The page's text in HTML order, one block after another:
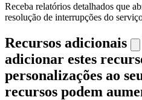
Receba relatórios detalhados que
resolução de interrupções do
Recursos adicionais
adicionar estes
personalizações ao
recursos podem